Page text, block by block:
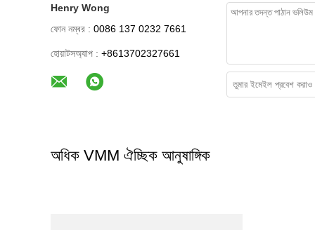
Henry Wong
ফোন নম্বর : 0086 137 0232 7661
হোয়াটসঅ্যাপ : +8613702327661
অধিক VMM ঐচ্ছিক আনুষাঙ্গিক